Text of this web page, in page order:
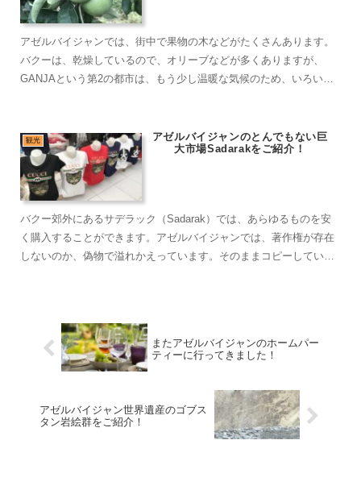
アゼルバイジャンでは、街中で果物の木などがたくさんあります。
バクーは、乾燥しているので、オリーブなどが多くありますが、
GANJAという第2の都市は、もう少し温暖な気候のため、いろいろ
観光
アゼルバイジャンのとんでもない巨
大市場Sadarakをご紹介！
バクー郊外にあるサデラック（Sadarak）では、あらゆるものを安
く購入することができます。アゼルバイジャンでは、著作権が存在
しないのか、偽物で溢れかえっています。そのままコピーしている
またアゼルバイジャンのホームパー
ティーに行ってきました！
アゼルバイジャン世界遺産のゴブス
タン岩絵群をご紹介！